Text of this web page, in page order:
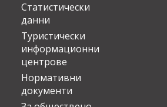
Статистически
данни
Туристически
информационни
центрове
Нормативни
документи